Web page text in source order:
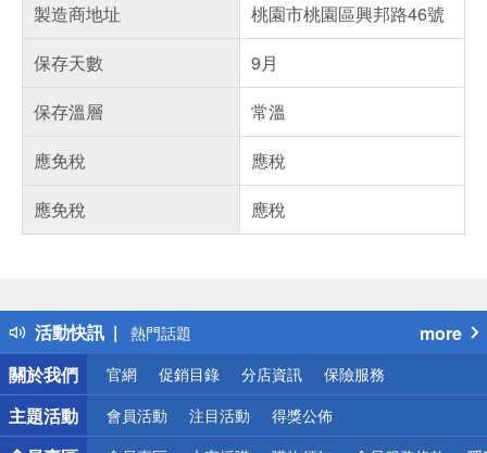
製造商地址
桃園市桃園區興邦路46號
保存天數
9月
保存溫層
常溫
應免稅
應稅
應免稅
應稅
活動快訊
得獎公告
熱門話題
銀行優惠
偏遠地區配送
詐騙網頁！請小心！
more
關於我們
官網 促銷目錄 分店資訊 保險服務
主題活動 會員活動 注目活動 得獎公佈